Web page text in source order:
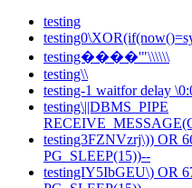
testing
testing����'"\\\\\\
testing\\
testing-1 waitfor delay
testing\||DBMS_PIPE
testing3FZNVzrj\)) OR
PG_SLEEP(15))--
testingIY5IbGEU\) OR